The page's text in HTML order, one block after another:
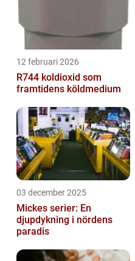
12 februari 2026
R744 koldioxid som
framtidens köldmedium
03 december 2025
Mickes serier: En
djupdykning i nördens
paradis